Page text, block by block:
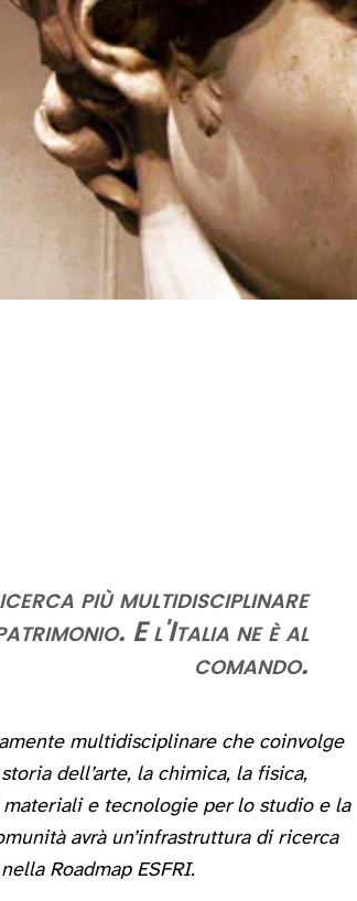
più multidisciplinare
E l'Italia ne è al
comando.
multidisciplinare che coinvolge
dell’arte, la chimica, la fisica,
e tecnologie per lo studio e la
avrà un’infrastruttura di ricerca
Roadmap ESFRI.